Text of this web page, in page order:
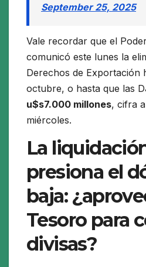
September 25, 2025
Vale recordar que el
comunicó este lunes la
Derechos de Exportación
octubre, o hasta que las
u$s7.000 millones, cifra
miércoles.
La
presiona el
baja:
Tesoro para
divisas?